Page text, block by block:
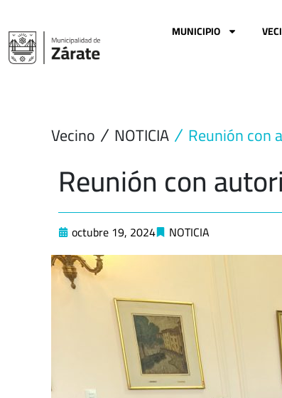
contenido
MUNICIPIO
Vecino NOTICIA Reunión con
Reunión con
octubre 19, 2024 NOTICIA